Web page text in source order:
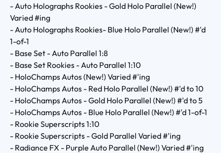
- Auto Holographs Rookies - Gold Holo Parallel (New!)
Varied #ing
- Auto Holographs Rookies- Blue Holo Parallel (New!) #'d
1-of-1
- Base Set - Auto Parallel 1:8
- Base Set Rookies - Auto Parallel 1:10
- HoloChamps Autos (New!) Varied #'ing
- HoloChamps Autos - Red Holo Parallel (New!) #'d to 10
- HoloChamps Autos - Gold Holo Parallel (New!) #'d to 5
- HoloChamps Autos - Blue Holo Parallel (New!) #'d 1-of-1
- Rookie Superscripts 1:10
- Rookie Superscripts - Gold Parallel Varied #'ing
- Radiance FX - Purple Auto Parallel (New!) Varied #'ing